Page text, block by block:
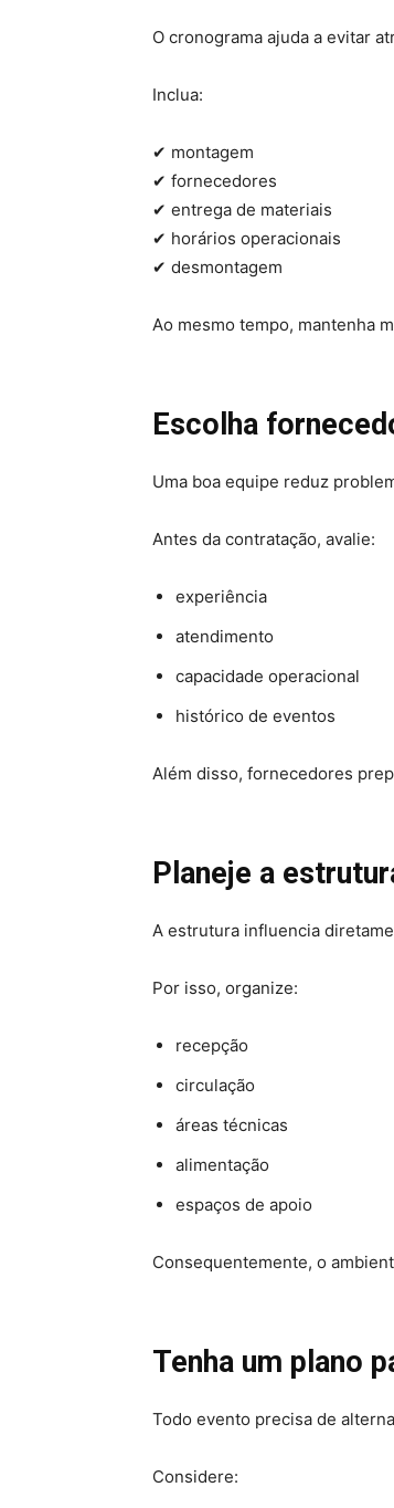
O cronograma ajuda a evitar
Inclua:
✔ montagem
✔ fornecedores
✔ entrega de materiais
✔ horários operacionais
✔ desmontagem
Ao mesmo tempo, mantenha
Escolha
Uma boa equipe reduz
Antes da contratação, avalie:
experiência
atendimento
capacidade operacional
histórico de eventos
Além disso, fornecedores
Planeje a
A estrutura influencia
Por isso, organize:
recepção
circulação
áreas técnicas
alimentação
espaços de apoio
Consequentemente, o
Tenha um plano
Todo evento precisa de
Considere: